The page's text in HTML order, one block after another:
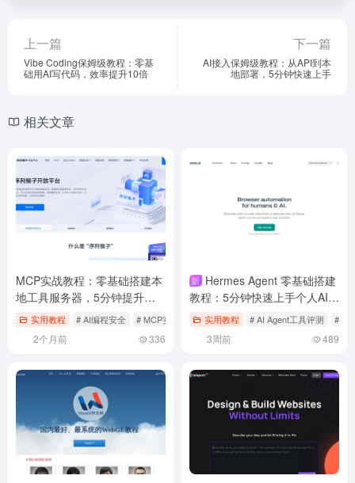
上一篇
Vibe Coding保姆级教程：零基
础用AI写代码，效率提升10倍
下一篇
AI接入保姆级教程：从API到本
地部署，5分钟快速上手
相关文章
MCP实战教程：零基础搭建本
地工具服务器，5分钟提升开
发效率！AI编程必备
实用教程 # AI编程安全 # MCP实战教程 # MCP工具怎么用
2个月前 336
新 Hermes Agent 零基础搭建
教程：5分钟快速上手个人AI编
程助手实用教程 # AI Agent工具评测 # AI
3周前 489